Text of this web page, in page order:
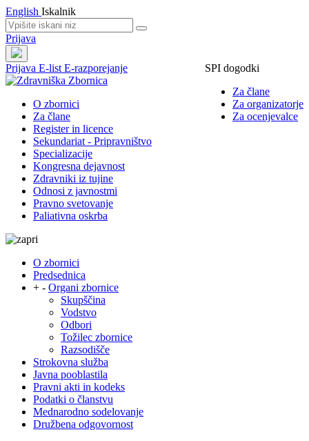
English Iskalnik
Prijava
Prijava
SPI dogodki
Za člane
Za organizatorje
Za ocenjevalce
E-list E-razporejanje
O zbornici
Za člane
Register in licence
Sekundariat - Pripravništvo
Specializacije
Kongresna dejavnost
Zdravniki iz tujine
Odnosi z javnostmi
Pravno svetovanje
Paliativna oskrba
O zbornici
Predsednica
+ - Organi zbornice
Skupščina
Vodstvo
Odbori
Tožilec zbornice
Razsodišče
Strokovna služba
Javna pooblastila
Pravni akti in kodeks
Podatki o članstvu
Mednarodno sodelovanje
Družbena odgovornost